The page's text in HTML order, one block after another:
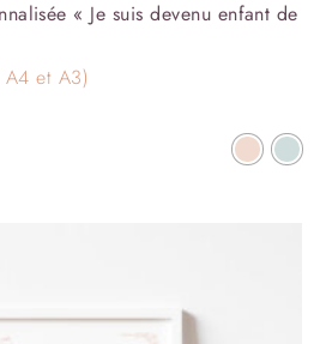
« Je suis devenu enfant de
A4 et A3)